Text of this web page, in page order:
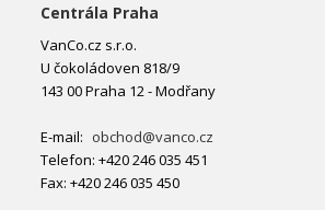
Centrála Praha
VanCo.cz s.r.o.
U čokoládoven 818/9
143 00 Praha 12 - Modřany
E-mail: obchod@vanco.cz
Telefon: +420 246 035 451
Fax: +420 246 035 450